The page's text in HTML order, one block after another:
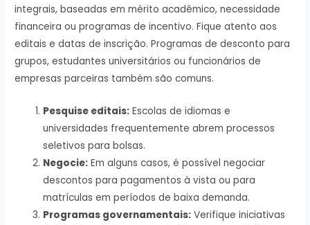
integrais, baseadas em mérito acadêmico, necessidade
financeira ou programas de incentivo. Fique atento aos
editais e datas de inscrição. Programas de desconto para
grupos, estudantes universitários ou funcionários de
empresas parceiras também são comuns.
Pesquise editais: Escolas de idiomas e
universidades frequentemente abrem processos
seletivos para bolsas.
Negocie: Em alguns casos, é possível negociar
descontos para pagamentos à vista ou para
matrículas em períodos de baixa demanda.
Programas governamentais: Verifique iniciativas